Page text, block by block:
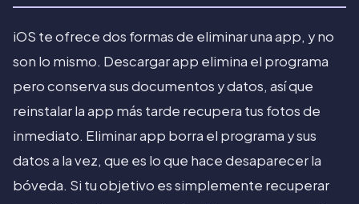
iOS te ofrece dos formas de eliminar una app, y no
son lo mismo. Descargar app elimina el programa
pero conserva sus documentos y datos, así que
reinstalar la app más tarde recupera tus fotos de
inmediato. Eliminar app borra el programa y sus
datos a la vez, que es lo que hace desaparecer la
bóveda. Si tu objetivo es simplemente recuperar